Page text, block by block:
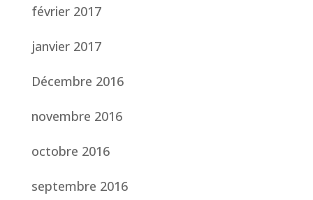
février 2017
janvier 2017
Décembre 2016
novembre 2016
octobre 2016
septembre 2016